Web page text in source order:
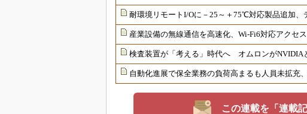
耐環境リモートI/Oに－25～＋75℃対応製品追加、
産業設備の無線通信を高速化、Wi-Fi6対応アクセ
検査装置が「考える」時代へ オムロンがNVIDIA
自動化進展で保全業務の負荷高まるも人員未拡充
この連載を「連載